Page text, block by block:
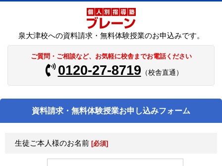
泉大津校への資料請求・無料体験授業のお申込みです。
ご質問・ご相談など、お気軽に校舎までお電話ください
0120-27-8719 （校舎直通）
資料請求・無料体験授業お申し込みフォーム
生徒ご本人様のお名前 [必須]